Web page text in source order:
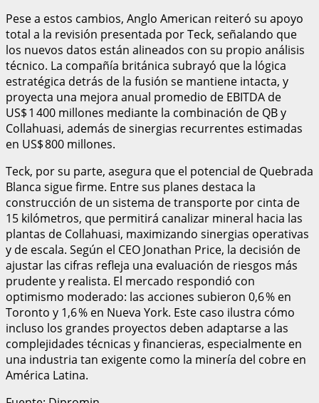
Pese a estos cambios, Anglo American reiteró su apoyo
total a la revisión presentada por Teck, señalando que
los nuevos datos están alineados con su propio análisis
técnico. La compañía británica subrayó que la lógica
estratégica detrás de la fusión se mantiene intacta, y
proyecta una mejora anual promedio de EBITDA de
US$ 1 400 millones mediante la combinación de QB y
Collahuasi, además de sinergias recurrentes estimadas
en US$ 800 millones.
Teck, por su parte, asegura que el potencial de Quebrada
Blanca sigue firme. Entre sus planes destaca la
construcción de un sistema de transporte por cinta de
15 kilómetros, que permitirá canalizar mineral hacia las
plantas de Collahuasi, maximizando sinergias operativas
y de escala. Según el CEO Jonathan Price, la decisión de
ajustar las cifras refleja una evaluación de riesgos más
prudente y realista. El mercado respondió con
optimismo moderado: las acciones subieron 0,6 % en
Toronto y 1,6 % en Nueva York. Este caso ilustra cómo
incluso los grandes proyectos deben adaptarse a las
complejidades técnicas y financieras, especialmente en
una industria tan exigente como la minería del cobre en
América Latina.